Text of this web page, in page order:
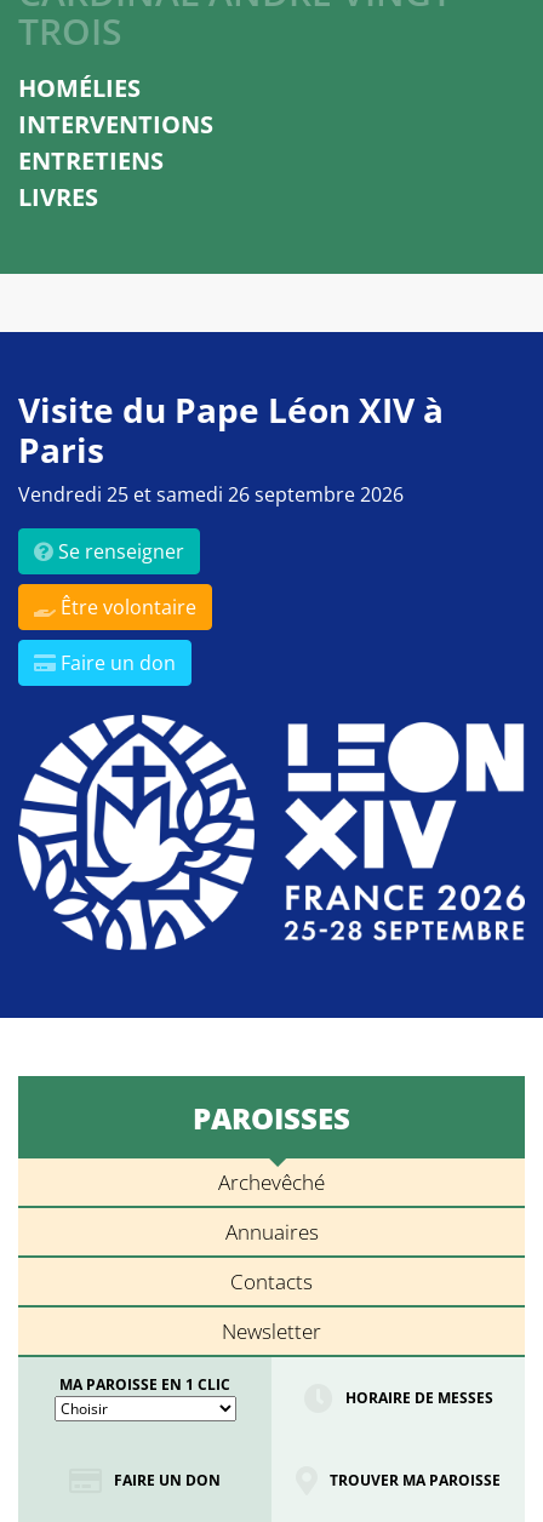
TROIS
HOMÉLIES
INTERVENTIONS
ENTRETIENS
LIVRES
Visite du Pape Léon XIV à
Paris
Vendredi 25 et samedi 26 septembre 2026
Se renseigner
Être volontaire
Faire un don
PAROISSES
Archevêché
Annuaires
Contacts
Newsletter
MA PAROISSE EN 1 CLIC
HORAIRE DE MESSES
FAIRE UN DON TROUVER MA PAROISSE